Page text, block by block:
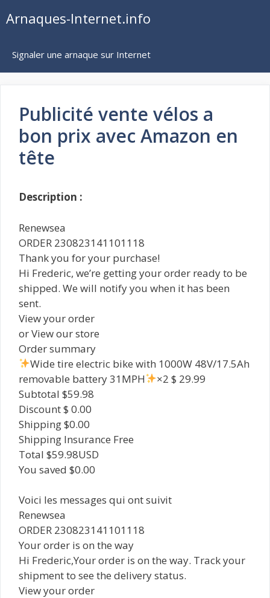
auArnaques-Internet.info
Signaler une arnaque sur Internet
Publicité vente vélos a
bon prix avec Amazon en
tête
Description :
Renewsea
ORDER 230823141101118
Thank you for your purchase!
Hi Frederic, we’re getting your order ready to be
shipped. We will notify you when it has been
sent.
View your order
or View our store
Order summary
Wide tire electric bike with 1000W 48V/17.5Ah
removable battery 31MPH
×2 $ 29.99
Subtotal $59.98
Discount $ 0.00
Shipping $0.00
Shipping Insurance Free
Total $59.98USD
You saved $0.00
Voici les messages qui ont suivit
Renewsea
ORDER 230823141101118
Your order is on the way
Hi Frederic,Your order is on the way. Track your
shipment to see the delivery status.
View your order